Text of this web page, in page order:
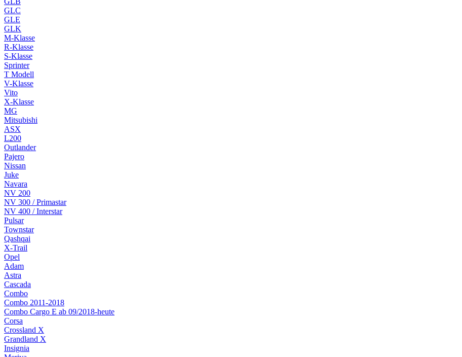
GLC
GLE
GLK
M-Klasse
R-Klasse
S-Klasse
Sprinter
T Modell
V-Klasse
Vito
X-Klasse
MG
Mitsubishi
ASX
L200
Outlander
Pajero
Nissan
Juke
Navara
NV 200
NV 300 / Primastar
NV 400 / Interstar
Pulsar
Townstar
Qashqai
X-Trail
Opel
Adam
Astra
Cascada
Combo
Combo 2011-2018
Combo Cargo E ab 09/2018-heute
Corsa
Crossland X
Grandland X
Insignia